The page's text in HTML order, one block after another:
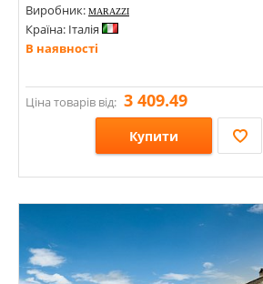
Виробник: MARAZZI
Країна: Італія
В наявності
Ціна товарів від: 3 409.49
Купити
Розміри: 600х1200;
Стилі: Під бетон;